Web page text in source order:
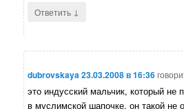
Ответить ↓
dubrovskaya23.03.2008 в 16:36
это индусский мальчик, который не
в муслимской шапочке, он такой не